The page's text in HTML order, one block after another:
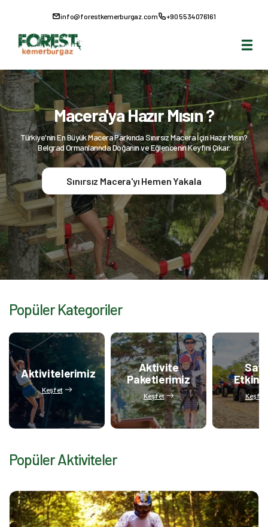
info@forestkemerburgaz.com +90 5534076161
Macera'ya Hazır Mısın ?
Türkiye'nin En Büyük Macera Parkında Sınırsız Macera İçin Hazır Mısın?
Belgrad Ormanlarında Doğanın ve Eğlencenin Keyfini Çıkar.
Sınırsız Macera'yı Hemen Yakala
Popüler Kategoriler
Aktivitelerimiz
Keşfet
Aktivite
Paketlerimiz
Keşfet Keşfet
Popüler Aktiviteler